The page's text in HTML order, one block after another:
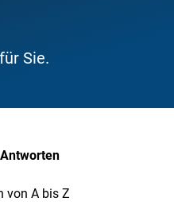
Sie.
von A bis Z